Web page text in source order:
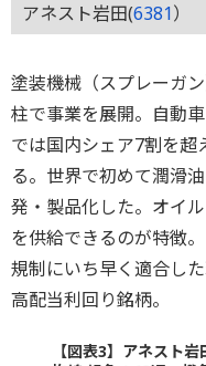
アネスト岩田(6381）
塗装機械（スプレーガ
柱で事業を展開。自動
では国内シェア7割を超
る。世界で初めて潤滑
発・製品化した。オイ
を供給できるのが特徴
規制にいち早く適合し
高配当利回り銘柄。
【図表3】アネスト岩